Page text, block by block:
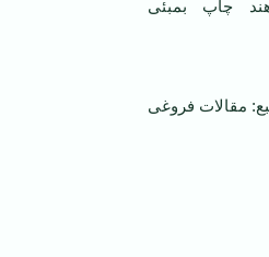
چاپ بمبئی
مقالات فروغی